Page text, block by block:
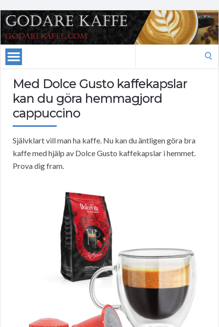
Med Dolce Gusto kaffekapslar
kan du göra hemmagjord
cappuccino
Självklart vill man ha kaffe. Nu kan du äntligen göra bra
kaffe med hjälp av Dolce Gusto kaffekapslar i hemmet.
Prova dig fram.